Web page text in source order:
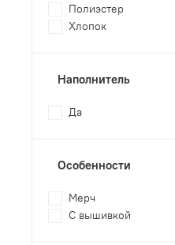
Полиэстер
Хлопок
Наполнитель
Да
Особенности
Мерч
С вышивкой